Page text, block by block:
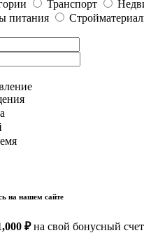
Транспорт
питания
на нашем сайте
₽на свой бонусный